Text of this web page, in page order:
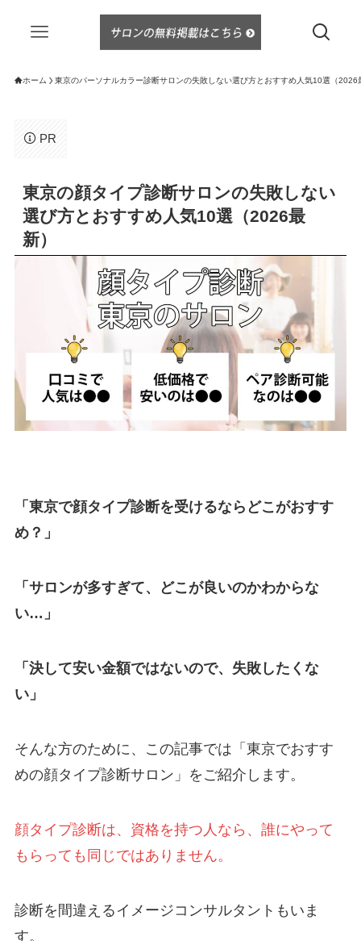
ホーム 東京のパーソナルカラー診断サロンの失敗しない選び方とおすすめ人気10選（2026
PR
東京の顔タイプ診断サロンの失敗しない
選び方とおすすめ人気10選（2026最
新）
「東京で顔タイプ診断を受けるならどこがおすす
め？」
「サロンが多すぎて、どこが良いのかわからな
い…」
「決して安い金額ではないので、失敗したくな
い」
そんな方のために、この記事では「東京でおすす
めの顔タイプ診断サロン」をご紹介します。
顔タイプ診断は、資格を持つ人なら、誰にやって
もらっても同じではありません。
診断を間違えるイメージコンサルタントもいま
す。